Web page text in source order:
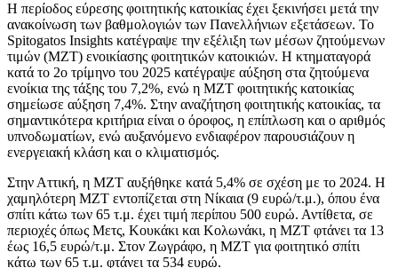
Η περίοδος εύρεσης φοιτητικής κατοικίας έχει ξεκινήσει μετά την
ανακοίνωση των βαθμολογιών των Πανελλήνιων εξετάσεων. Το
Spitogatos Insights κατέγραψε την εξέλιξη των μέσων ζητούμενων
τιμών (ΜΖΤ) ενοικίασης φοιτητικών κατοικιών. Η κτηματαγορά
κατά το 2ο τρίμηνο του 2025 κατέγραψε αύξηση στα ζητούμενα
ενοίκια της τάξης του 7,2%, ενώ η ΜΖΤ φοιτητικής κατοικίας
σημείωσε αύξηση 7,4%. Στην αναζήτηση φοιτητικής κατοικίας, τα
σημαντικότερα κριτήρια είναι ο όροφος, η επίπλωση και ο αριθμός
υπνοδωματίων, ενώ αυξανόμενο ενδιαφέρον παρουσιάζουν η
ενεργειακή κλάση και ο κλιματισμός.
Στην Αττική, η ΜΖΤ αυξήθηκε κατά 5,4% σε σχέση με το 2024. Η
χαμηλότερη ΜΖΤ εντοπίζεται στη Νίκαια (9 ευρώ/τ.μ.), όπου ένα
σπίτι κάτω των 65 τ.μ. έχει τιμή περίπου 500 ευρώ. Αντίθετα, σε
περιοχές όπως Μετς, Κουκάκι και Κολωνάκι, η ΜΖΤ φτάνει τα 13
έως 16,5 ευρώ/τ.μ. Στον Ζωγράφο, η ΜΖΤ για φοιτητικό σπίτι
κάτω των 65 τ.μ. φτάνει τα 534 ευρώ.